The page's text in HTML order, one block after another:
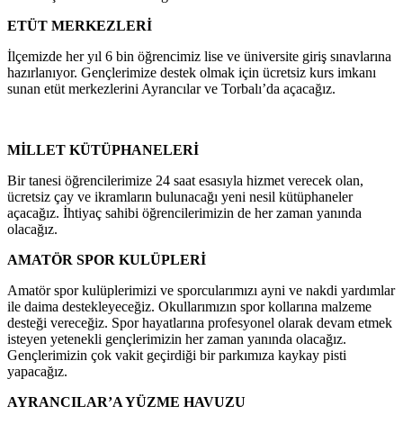
ETÜT MERKEZLERİ
İlçemizde her yıl 6 bin öğrencimiz lise ve üniversite giriş sınavlarına
hazırlanıyor. Gençlerimize destek olmak için ücretsiz kurs imkanı
sunan etüt merkezlerini Ayrancılar ve Torbalı’da açacağız.
MİLLET KÜTÜPHANELERİ
Bir tanesi öğrencilerimize 24 saat esasıyla hizmet verecek olan,
ücretsiz çay ve ikramların bulunacağı yeni nesil kütüphaneler
açacağız. İhtiyaç sahibi öğrencilerimizin de her zaman yanında
olacağız.
AMATÖR SPOR KULÜPLERİ
Amatör spor kulüplerimizi ve sporcularımızı ayni ve nakdi yardımlar
ile daima destekleyeceğiz. Okullarımızın spor kollarına malzeme
desteği vereceğiz. Spor hayatlarına profesyonel olarak devam etmek
isteyen yetenekli gençlerimizin her zaman yanında olacağız.
Gençlerimizin çok vakit geçirdiği bir parkımıza kaykay pisti
yapacağız.
AYRANCILAR’A YÜZME HAVUZU